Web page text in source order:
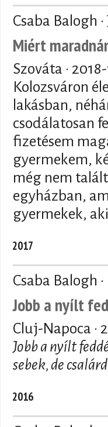
Csaba Balogh
Miért
Szováta ·
Kolozsváron
lakásban,
csodálatosan
fizetésem
gyermekem,
még nem
egyházban,
gyermekek,
2017
Csaba Balogh
Jobb a nyílt
Cluj-Napoca ·
Jobb a nyílt
sebek, de
2016